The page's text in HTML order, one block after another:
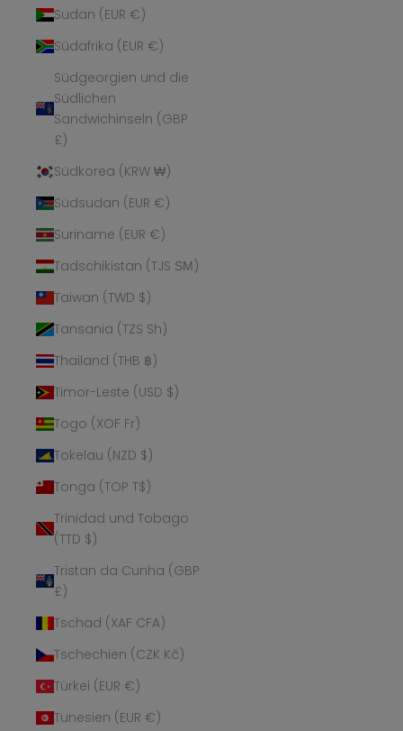
Sudan (EUR €)
Südafrika (EUR €)
Südgeorgien und die
Südlichen
Sandwichinseln (GBP
£)
Südkorea (KRW ₩)
Südsudan (EUR €)
Suriname (EUR €)
Tadschikistan (TJS ЅМ)
Taiwan (TWD $)
Tansania (TZS Sh)
Thailand (THB ฿)
Timor-Leste (USD $)
Togo (XOF Fr)
Tokelau (NZD $)
Tonga (TOP T$)
Trinidad und Tobago
(TTD $)
Tristan da Cunha (GBP
£)
Tschad (XAF CFA)
Tschechien (CZK Kč)
Türkei (EUR €)
Tunesien (EUR €)